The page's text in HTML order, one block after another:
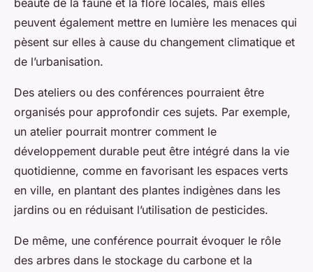
beauté de la faune et la flore locales, mais elles
peuvent également mettre en lumière les menaces qui
pèsent sur elles à cause du changement climatique et
de l’urbanisation.
Des ateliers ou des conférences pourraient être
organisés pour approfondir ces sujets. Par exemple,
un atelier pourrait montrer comment le
développement durable peut être intégré dans la vie
quotidienne, comme en favorisant les espaces verts
en ville, en plantant des plantes indigènes dans les
jardins ou en réduisant l’utilisation de pesticides.
De même, une conférence pourrait évoquer le rôle
des arbres dans le stockage du carbone et la